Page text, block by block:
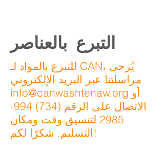
التبرع بالعناصر
للتبرع بالمواد لـ CAN، يُرجى
مراسلتنا عبر البريد الإلكتروني
info@canwashtenaw.org
الاتصال على الرقم
(734) 994-
2985 لتنسيق وقت ومكان
التسليم. شكرًا لكم!